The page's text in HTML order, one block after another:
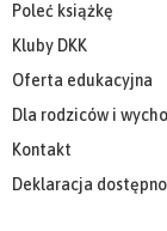
Poleć książkę
Kluby DKK
Oferta edukacyjna
Dla rodziców i
Kontakt
Deklaracja